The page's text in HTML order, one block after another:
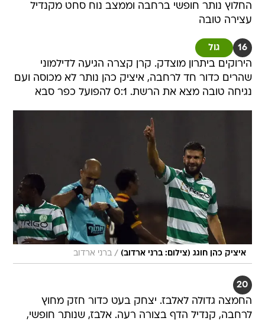
החלוץ נותר חופשי ברחבה וממצב נוח סחט מקנדיל
עצירה טובה
16 גול
הירוקים ביתרון מוצדק. קרן קצרה הגיעה לדילמוני
שהרים כדור חד לרחבה, איציק כהן נותר לא מכוסה ועם
נגיחה טובה מצא את הרשת. 0:1 להפועל כפר סבא
איציק כהן חוגג (צילום: ברני ארדוב) / ברני ארדוב
20
החמצה גדולה לאלבז. יצחק בעט כדור חזק מחוץ
לרחבה, קנדיל הדף בצורה רעה. אלבז, שנותר חופשי,